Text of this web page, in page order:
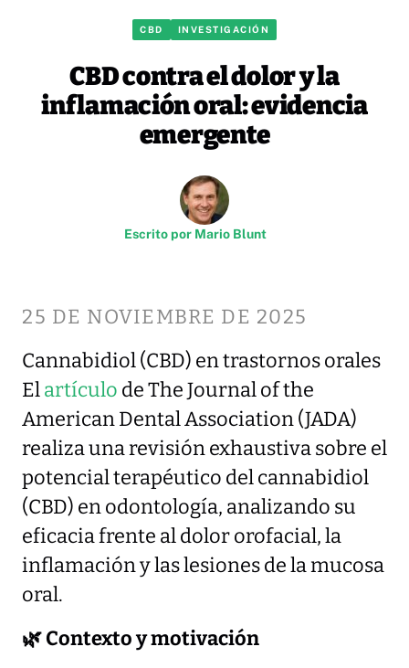
CBD INVESTIGACIÓN
CBD contra el dolor y la
inflamación oral: evidencia
emergente
Escrito por Mario Blunt
25 DE NOVIEMBRE DE 2025
Cannabidiol (CBD) en trastornos orales
Elartículo de The Journal of the
American Dental Association (JADA)
realiza una revisión exhaustiva sobre el
potencial terapéutico del cannabidiol
(CBD) en odontología, analizando su
eficacia frente al dolor orofacial, la
inflamación y las lesiones de la mucosa
oral.
🌿 Contexto y motivación